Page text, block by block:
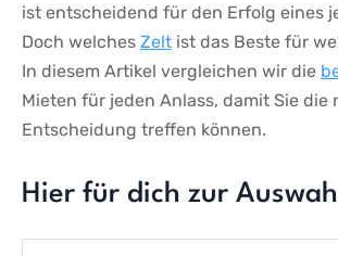
ist entscheidend für ​den Erfolg eines
Doch⁣ welches Zelt ist ‍das‍ Beste für
In⁢ diesem Artikel vergleichen wir die
Mieten für ⁣jeden ​Anlass,​ damit Sie die
Entscheidung ⁢treffen können.
Hier für dich zur Auswahl